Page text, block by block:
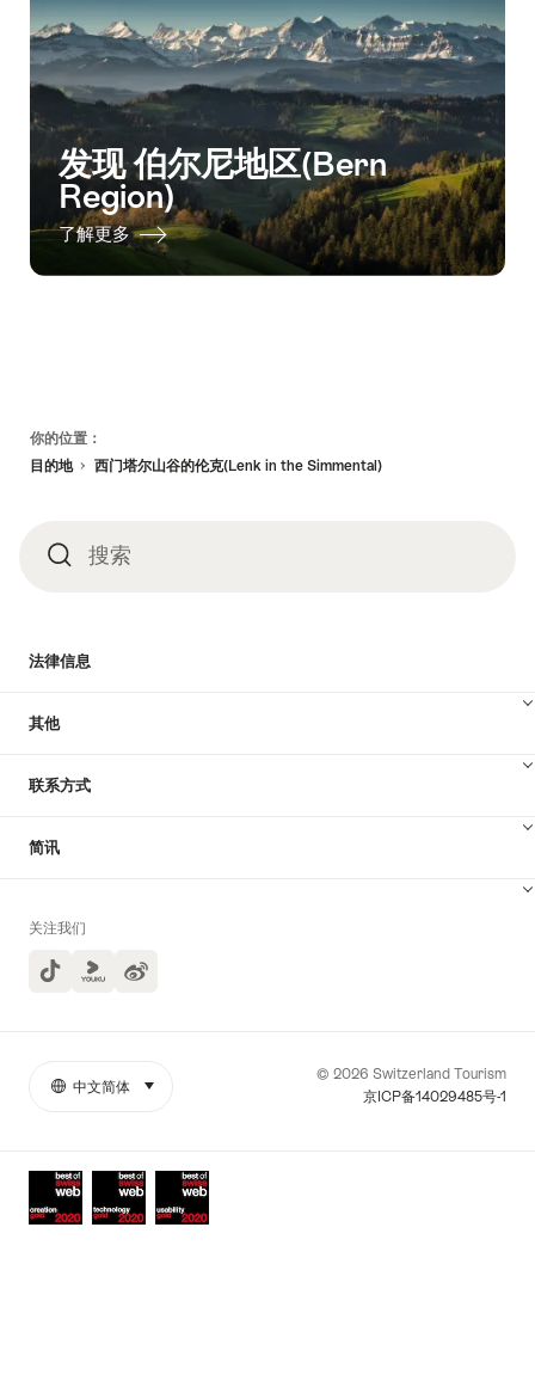
发现 伯尔尼地区(Bern
Region)
了解更多
你的位置：
目的地
西门塔尔山谷的伦克(Lenk in the Simmental)
搜 搜索
法律信息
其他
联系方式
简讯
关注我们
TikTokYuoku
Awards
More
© 2026 Switzerland Tourism
京ICP备14029485号-1
中文简体 select (click to display)